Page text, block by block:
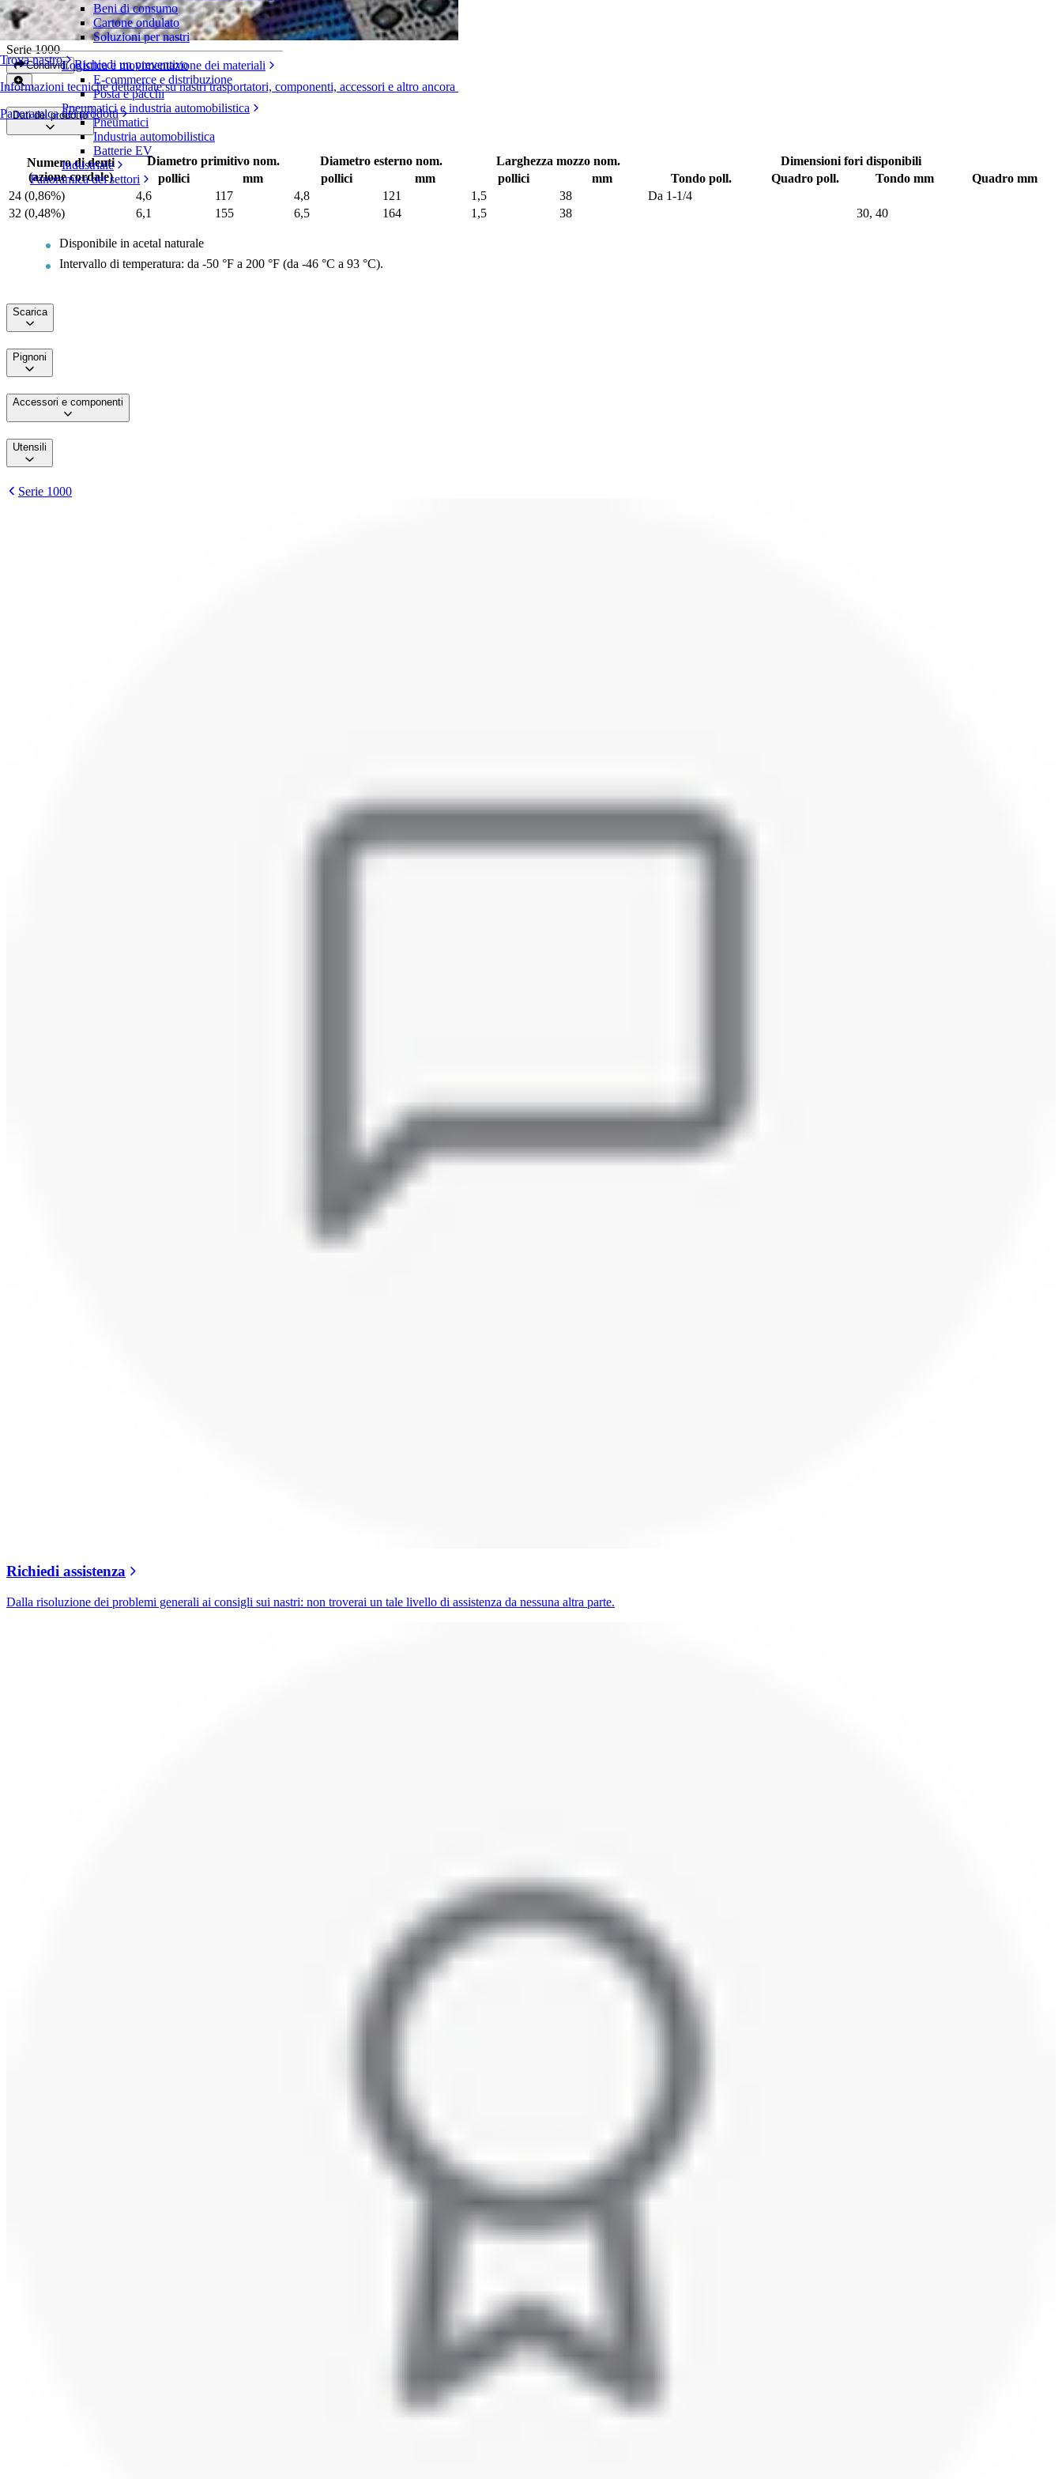
Trova nastro
Informazioni tecniche dettagliate su nastri trasportatori, componenti, accessori e altro ancora
Panoramica dei prodotti
Beni di consumo
Cartone ondulato
Soluzioni per nastri
Logistica e movimentazione dei materiali
E-commerce e distribuzione
Posta e pacchi
Pneumatici e industria automobilistica
Pneumatici
Industria automobilistica
Batterie EV
Industriale
Panoramica dei settori
Pignoni in due metà in acetal
Serie 1000
Condividi Richiedi un preventivo
Dati del prodotto
Numero di denti
(azione cordale)
Diametro primitivo nom. Diametro esterno nom. Larghezza mozzo nom.
Dimensioni fori disponibili
pollici
mm pollici mm pollici mm Tondo poll. Quadro poll. Tondo mm
Quadro mm
24 (0,86%)
4,6 117 4,8 121 1,5 38
Da 1-1/4
32 (0,48%)
6,1 155 6,5 164 1,5 38 30, 40
Disponibile in acetal naturale
Intervallo di temperatura: da -50 °F a 200 °F (da -46 °C a 93 °C).
Scarica
Pignoni
Accessori e componenti
Utensili
Serie 1000
Richiedi assistenza
Dalla risoluzione dei problemi generali ai consigli sui nastri: non troverai un tale livello di assistenza da nessuna altra parte.